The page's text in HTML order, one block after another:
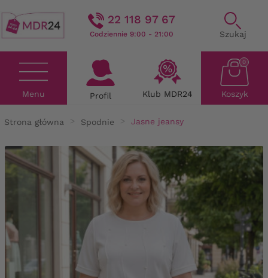
22 118 97 67
Codziennie 9:00 - 21:00 Szukaj
Menu Profil Klub MDR24 Koszyk
0
Strona główna Spodnie Jasne jeansy